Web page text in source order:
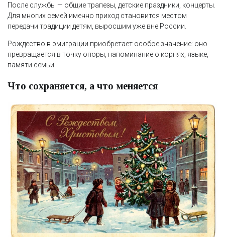
После службы — общие трапезы, детские праздники, концерты.
Для многих семей именно приход становится местом
передачи традиции детям, выросшим уже вне России.
Рождество в эмиграции приобретает особое значение: оно
превращается в точку опоры, напоминание о корнях, языке,
памяти семьи.
Что сохраняется, а что меняется